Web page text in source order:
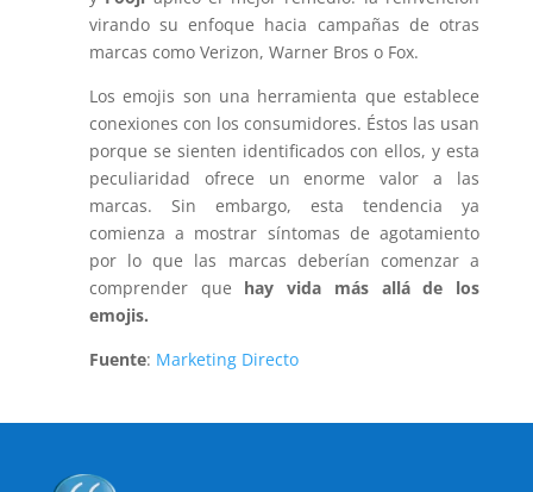
virando su enfoque hacia campañas de otras
marcas como Verizon, Warner Bros o Fox.
Los emojis son una herramienta que establece
conexiones con los consumidores. Éstos las usan
porque se sienten identificados con ellos, y esta
peculiaridad ofrece un enorme valor a las
marcas. Sin embargo, esta tendencia ya
comienza a mostrar síntomas de agotamiento
por lo que las marcas deberían comenzar a
comprender que hay vida más allá de los
emojis.
Fuente: Marketing Directo